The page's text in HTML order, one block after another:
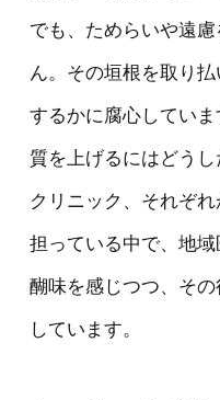
でも、ためらいや遠
ん。その垣根を取り
するかに腐心してい
質を上げるにはどう
クリニック、それぞ
担っている中で、地
醐味を感じつつ、そ
しています。